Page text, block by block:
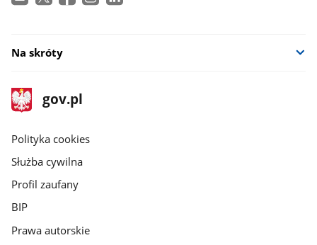
Na skróty
stopka
gov.pl
Strona
gov.pl
gov.pl
Polityka cookies
Służba cywilna
Profil zaufany
BIP
Prawa autorskie